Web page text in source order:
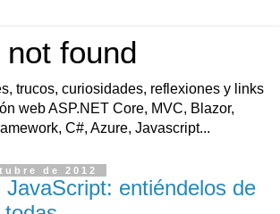
found
trucos, curiosidades, reflexiones y links
web ASP.NET Core, MVC, Blazor,
C#, Azure, Javascript...
de 2012
JavaScript: entiéndelos de